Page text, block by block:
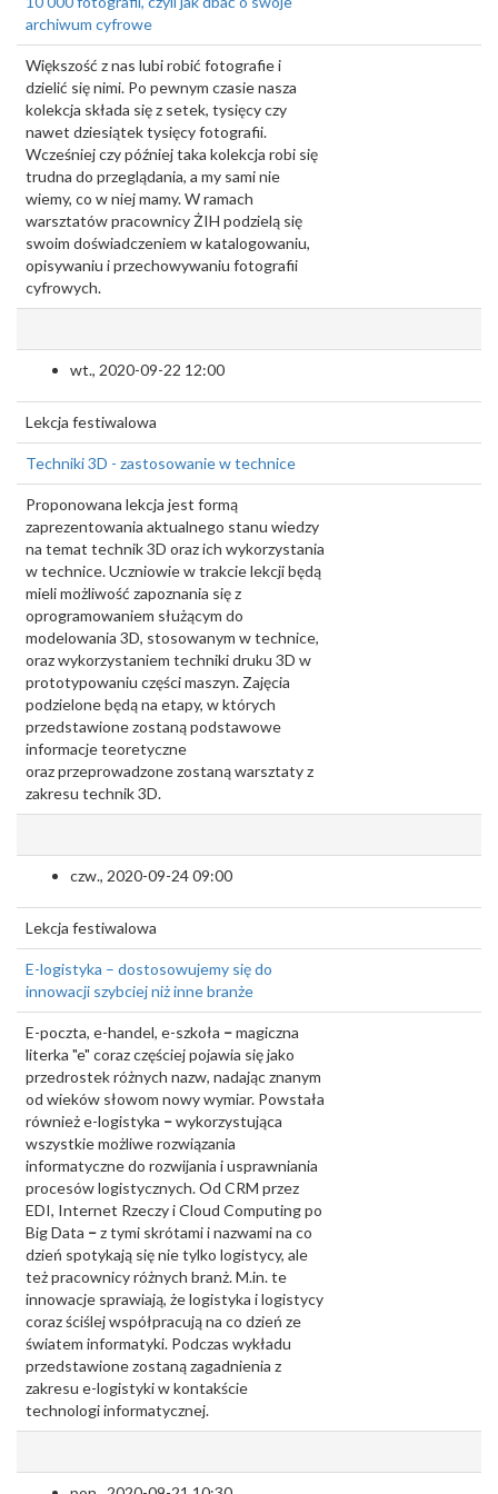
archiwum cyfrowe
Większość z nas lubi robić fotografie i
dzielić się nimi. Po pewnym czasie nasza
kolekcja składa się z setek, tysięcy czy
nawet dziesiątek tysięcy fotografii.
Wcześniej czy później taka kolekcja robi się
trudna do przeglądania, a my sami nie
wiemy, co w niej mamy. W ramach
warsztatów pracownicy ŻIH podzielą się
swoim doświadczeniem w katalogowaniu,
opisywaniu i przechowywaniu fotografii
cyfrowych.
wt., 2020-09-22 12:00
Lekcja festiwalowa
Techniki 3D - zastosowanie w technice
Proponowana lekcja jest formą
zaprezentowania aktualnego stanu wiedzy
na temat technik 3D oraz ich wykorzystania
w technice. Uczniowie w trakcie lekcji będą
mieli możliwość zapoznania się z
oprogramowaniem służącym do
modelowania 3D, stosowanym w technice,
oraz wykorzystaniem techniki druku 3D w
prototypowaniu części maszyn. Zajęcia
podzielone będą na etapy, w których
przedstawione zostaną podstawowe
informacje teoretyczne
oraz przeprowadzone zostaną warsztaty z
zakresu technik 3D.
czw., 2020-09-24 09:00
Lekcja festiwalowa
E-logistyka – dostosowujemy się do
innowacji szybciej niż inne branże
E-poczta, e-handel, e-szkoła –magiczna
literka "e" coraz częściej pojawia się jako
przedrostek różnych nazw, nadając znanym
od wieków słowom nowy wymiar. Powstała
również e-logistyka –wykorzystująca
wszystkie możliwe rozwiązania
informatyczne do rozwijania i usprawniania
procesów logistycznych. Od CRM przez
EDI, Internet Rzeczy i Cloud Computing po
Big Data –z tymi skrótami i nazwami na co
dzień spotykają się nie tylko logistycy, ale
też pracownicy różnych branż. M.in. te
innowacje sprawiają, że logistyka i logistycy
coraz ściślej współpracują na co dzień ze
światem informatyki. Podczas wykładu
przedstawione zostaną zagadnienia z
zakresu e-logistyki w kontakście
technologi informatycznej.